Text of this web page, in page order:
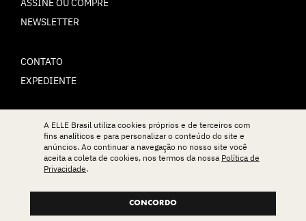
ASSINE OU COMPRE
NEWSLETTER
CONTATO
EXPEDIENTE
POLÍTICA DE PRIVACIDADE
TERMOS DE USO
A ELLE Brasil utiliza cookies próprios e de terceiros com
fins analíticos e para personalizar o conteúdo do site e
anúncios. Ao continuar a navegação no nosso site você
aceita a coleta de cookies, nos termos da nossa Política de
Privacidade.
CONCORDO